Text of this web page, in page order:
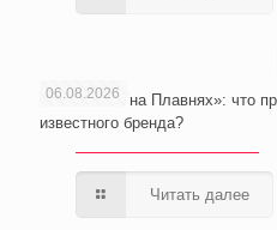
06.08.2026
«Abrau Club на Плавнях»: что
известного бренда?
Читать далее